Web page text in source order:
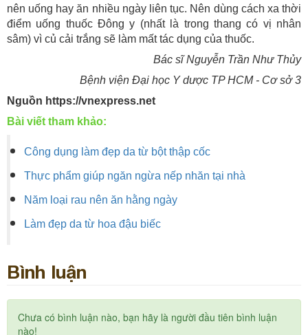
nên uống hay ăn nhiều ngày liên tục. Nên dùng cách xa thời
điểm uống thuốc Đông y (nhất là trong thang có vị nhân
sâm) vì củ cải trắng sẽ làm mất tác dụng của thuốc.
Bác sĩ Nguyễn Trần Như Thủy
Bệnh viện Đại học Y dược TP HCM - Cơ sở 3
Nguồn https://vnexpress.net
Bài viết tham khảo:
Công dụng làm đẹp da từ bột thập cốc
Thực phẩm giúp ngăn ngừa nếp nhăn tại nhà
Năm loại rau nên ăn hằng ngày
Làm đẹp da từ hoa đậu biếc
Bình luận
Chưa có bình luận nào, bạn hãy là người đầu tiên bình luận
nào!